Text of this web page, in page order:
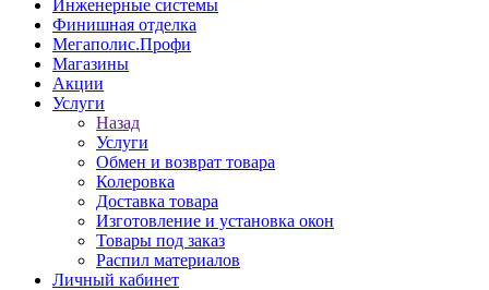
Инженерные системы
Финишная отделка
Мегаполис.Профи
Магазины
Акции
Услуги
Назад
Услуги
Обмен и возврат товара
Колеровка
Доставка товара
Изготовление и установка окон
Товары под заказ
Распил материалов
Личный кабинет